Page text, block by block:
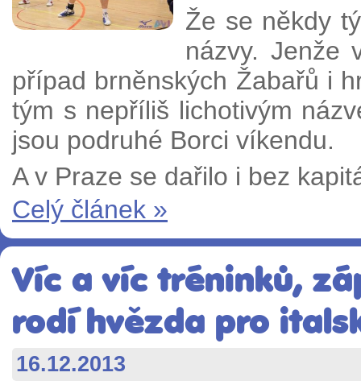
Že se někdy
názvy. Jenže
případ brněnských Žabařů i
tým s nepříliš lichotivým
jsou podruhé Borci víkendu.
A v Praze se dařilo i bez
Celý článek »
Víc a víc tréninků,
rodí hvězda pro
16.12.2013